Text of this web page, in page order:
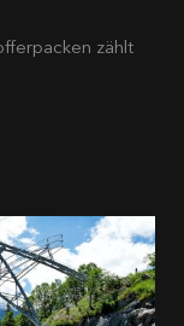
zählt